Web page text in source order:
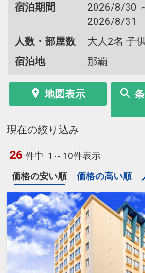
宿泊期間
2026/8/30
2026/8/31
人数・部屋数
大人2名 子
宿泊地
那覇
地図表示
現在の絞り込み
26 件中 1～10件表示
価格の安い順
価格の高い順